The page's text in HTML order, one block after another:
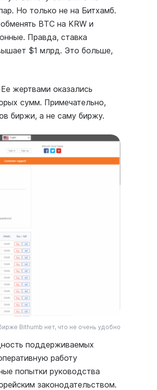
Но только не на Битхамб.
ВТС на KRW и
Правда, ставка
$1 млрд. Это больше,
жертвами оказались
сумм. Примечательно,
биржи, а не саму биржу.
Bithumb нет, что не очень удобно
поддерживаемых
работу
попытки руководства
законодательством.